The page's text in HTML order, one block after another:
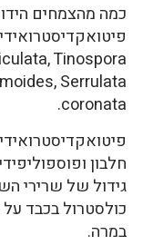
כמה מהצמחים
Tinospora
Serrulata
coronata.
גידול של שרירי
כולסטרול בכבד
במרה.